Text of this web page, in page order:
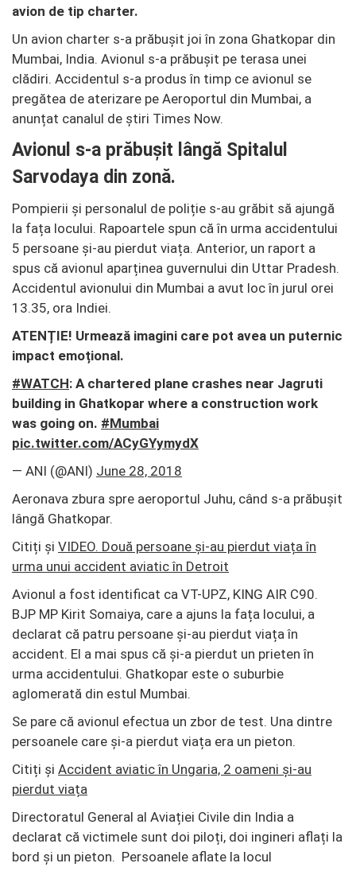
avion de tip charter.
Un avion charter s-a prăbușit joi în zona Ghatkopar din
Mumbai, India. Avionul s-a prăbușit pe terasa unei
clădiri. Accidentul s-a produs în timp ce avionul se
pregătea de aterizare pe Aeroportul din Mumbai, a
anunțat canalul de știri Times Now.
Avionul s-a prăbușit lângă Spitalul
Sarvodaya din zonă.
Pompierii și personalul de poliție s-au grăbit să ajungă
la fața locului. Rapoartele spun că în urma accidentului
5 persoane și-au pierdut viața. Anterior, un raport a
spus că avionul aparținea guvernului din Uttar Pradesh.
Accidentul avionului din Mumbai a avut loc în jurul orei
13.35, ora Indiei.
ATENȚIE! Urmează imagini care pot avea un puternic
impact emoțional.
#WATCH: A chartered plane crashes near Jagruti
building in Ghatkopar where a construction work
was going on. #Mumbai
pic.twitter.com/ACyGYymydX
— ANI (@ANI) June 28, 2018
Aeronava zbura spre aeroportul Juhu, când s-a prăbușit
lângă Ghatkopar.
Citiți și VIDEO. Două persoane și-au pierdut viața în
urma unui accident aviatic în Detroit
Avionul a fost identificat ca VT-UPZ, KING AIR C90.
BJP MP Kirit Somaiya, care a ajuns la fața locului, a
declarat că patru persoane și-au pierdut viața în
accident. El a mai spus că și-a pierdut un prieten în
urma accidentului. Ghatkopar este o suburbie
aglomerată din estul Mumbai.
Se pare că avionul efectua un zbor de test. Una dintre
persoanele care și-a pierdut viața era un pieton.
Citiți și Accident aviatic în Ungaria, 2 oameni și-au
pierdut viața
Directoratul General al Aviației Civile din India a
declarat că victimele sunt doi piloți, doi ingineri aflați la
bord și un pieton. Persoanele aflate la locul